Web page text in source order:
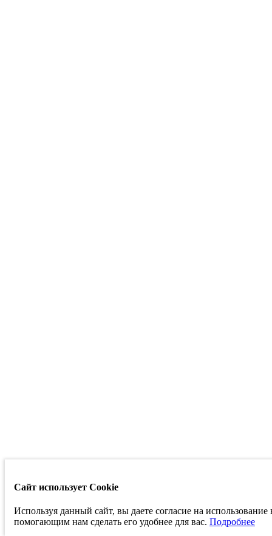
Сайт использует Cookie
Используя данный сайт, вы даете согласие на
помогающим нам сделать его удобнее для вас. Подробнее